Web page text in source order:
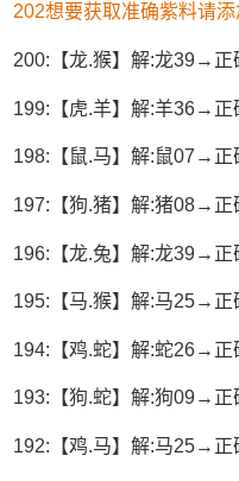
202想要获取准确紫料请
200:【龙.猴】解:龙39→正
199:【虎.羊】解:羊36→正
198:【鼠.马】解:鼠07→正
197:【狗.猪】解:猪08→正
196:【龙.兔】解:龙39→正
195:【马.猴】解:马25→正
194:【鸡.蛇】解:蛇26→正
193:【狗.蛇】解:狗09→正
192:【鸡.马】解:马25→正